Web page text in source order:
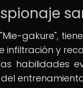
gakure",
infiltración y
habilidades